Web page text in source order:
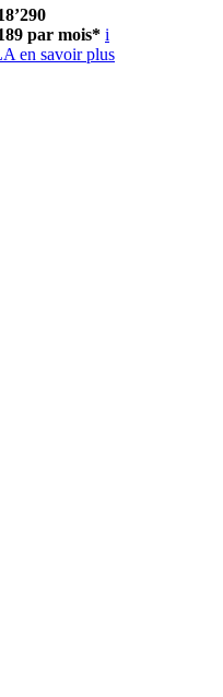
par mois* i
en savoir plus